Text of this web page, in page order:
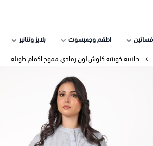
فساتين اطقم وجمبسوت بلايز وتنانير
جلابية كويتية كلوش لون رمادي مموج اكمام طويلة